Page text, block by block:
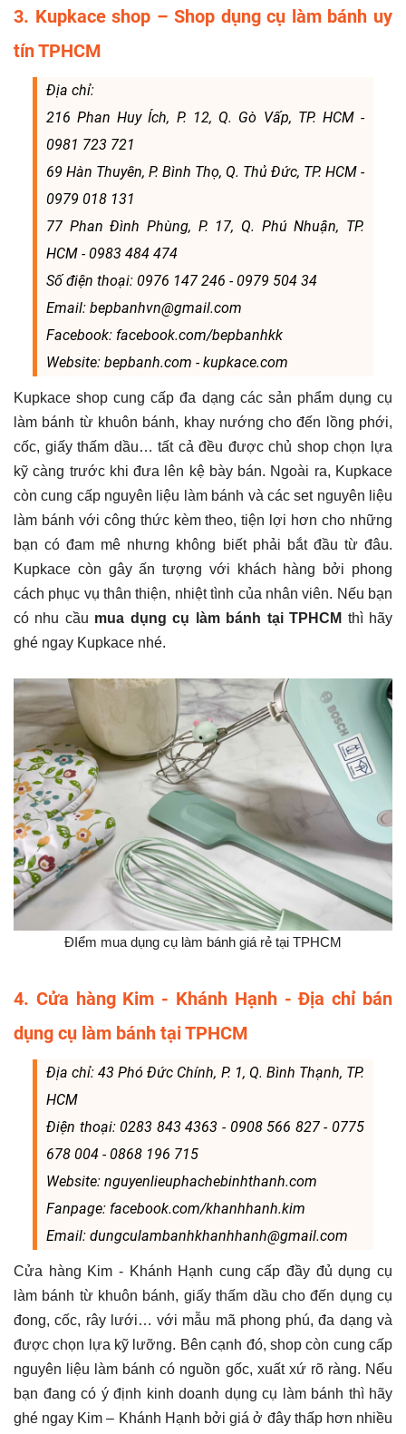
3. Kupkace shop – Shop dụng cụ làm bánh uy
tín TPHCM
Địa chỉ:
216 Phan Huy Ích, P. 12, Q. Gò Vấp, TP. HCM -
0981 723 721
69 Hàn Thuyên, P. Bình Thọ, Q. Thủ Đức, TP. HCM -
0979 018 131
77 Phan Đình Phùng, P. 17, Q. Phú Nhuận, TP.
HCM - 0983 484 474
Số điện thoại: 0976 147 246 - 0979 504 34
Email: bepbanhvn@gmail.com
Facebook: facebook.com/bepbanhkk
Website: bepbanh.com - kupkace.com
Kupkace shop cung cấp đa dạng các sản phẩm dụng cụ
làm bánh từ khuôn bánh, khay nướng cho đến lồng phới,
cốc, giấy thấm dầu… tất cả đều được chủ shop chọn lựa
kỹ càng trước khi đưa lên kệ bày bán. Ngoài ra, Kupkace
còn cung cấp nguyên liệu làm bánh và các set nguyên liệu
làm bánh với công thức kèm theo, tiện lợi hơn cho những
bạn có đam mê nhưng không biết phải bắt đầu từ đâu.
Kupkace còn gây ấn tượng với khách hàng bởi phong
cách phục vụ thân thiện, nhiệt tình của nhân viên. Nếu bạn
có nhu cầu mua dụng cụ làm bánh tại TPHCM thì hãy
ghé ngay Kupkace nhé.
ĐIểm mua dụng cụ làm bánh giá rẻ tại TPHCM
4. Cửa hàng Kim - Khánh Hạnh - Địa chỉ bán
dụng cụ làm bánh tại TPHCM
Địa chỉ: 43 Phó Đức Chính, P. 1, Q. Bình Thạnh, TP.
HCM
Điện thoại: 0283 843 4363 - 0908 566 827 - 0775
678 004 - 0868 196 715
Website: nguyenlieuphachebinhthanh.com
Fanpage: facebook.com/khanhhanh.kim
Email: dungculambanhkhanhhanh@gmail.com
Cửa hàng Kim - Khánh Hạnh cung cấp đầy đủ dụng cụ
làm bánh từ khuôn bánh, giấy thấm dầu cho đến dụng cụ
đong, cốc, rây lưới… với mẫu mã phong phú, đa dạng và
được chọn lựa kỹ lưỡng. Bên cạnh đó, shop còn cung cấp
nguyên liệu làm bánh có nguồn gốc, xuất xứ rõ ràng. Nếu
bạn đang có ý định kinh doanh dụng cụ làm bánh thì hãy
ghé ngay Kim – Khánh Hạnh bởi giá ở đây thấp hơn nhiều